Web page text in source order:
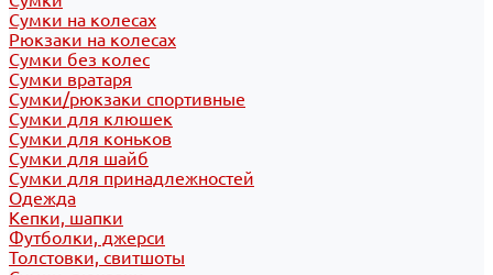
Сумки на колесах
Рюкзаки на колесах
Сумки без колес
Сумки вратаря
Сумки/рюкзаки спортивные
Сумки для клюшек
Сумки для коньков
Сумки для шайб
Сумки для принадлежностей
Одежда
Кепки, шапки
Футболки, джерси
Толстовки, свитшоты